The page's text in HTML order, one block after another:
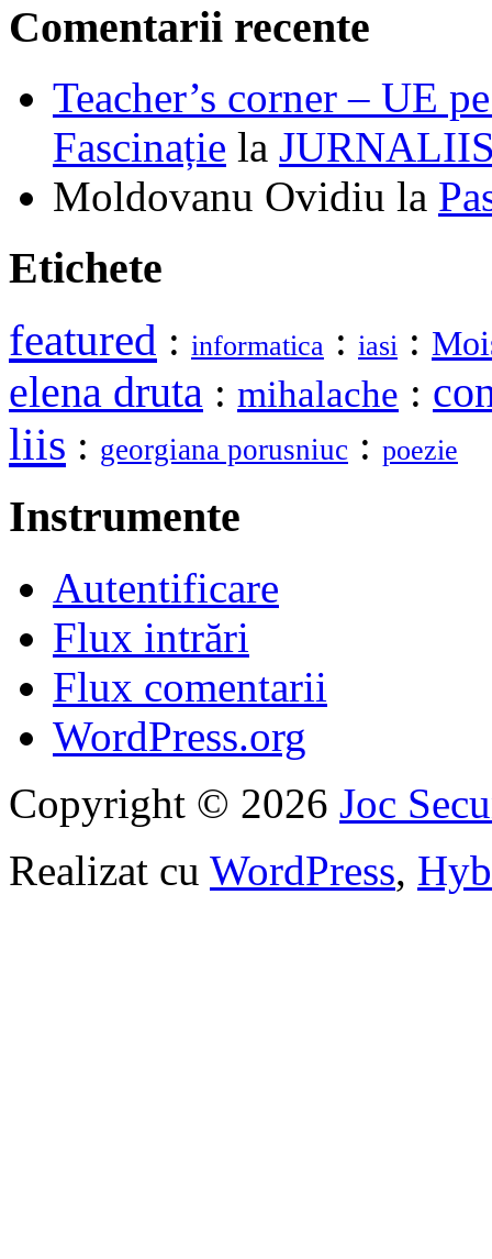
Comentarii recente
Teacher’s corner – UE
Fascinație la
Moldovanu Ovidiu la
Etichete
featured : informatica : iasi :
elena druta : mihalache :
liis : georgiana porusniuc : poezie
Instrumente
Autentificare
Flux intrări
Flux comentarii
WordPress.org
Copyright © 2026 Joc
Realizat cu WordPress,